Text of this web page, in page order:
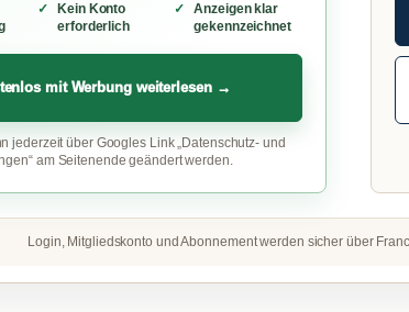
Kein Konto
erforderlich
Anzeigen klar
gekennzeichnet
mit Werbung weiterlesen →
jederzeit über Googles Link „Datenschutz- und
am Seitenende geändert werden.
Login, Mitgliedskonto und Abonnement werden sicher über